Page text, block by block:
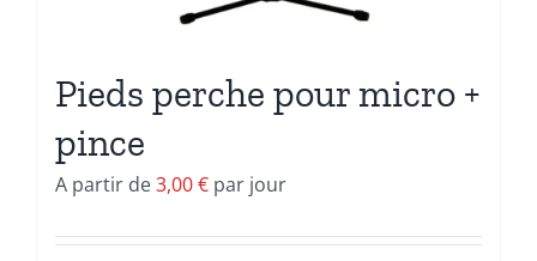
Pieds perche pour micro +
pince
A partir de3,00€ par jour